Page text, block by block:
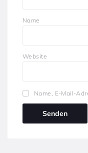
Name
Website
Name, E-Mail-